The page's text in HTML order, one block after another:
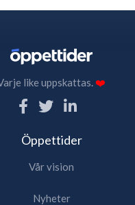
like uppskattas.❤️
Öppettider
Vår vision
Nyheter